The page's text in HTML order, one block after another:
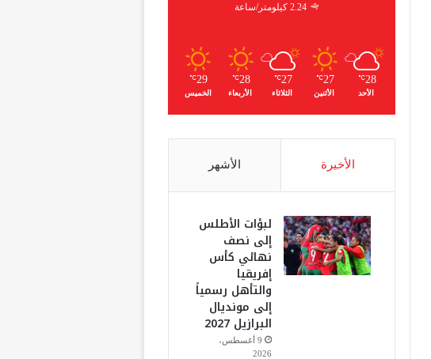
2.24 كيلومتر/ساعة
28
℃
الأحد
27
℃
الأثنين
27
℃
الثلاثاء
28
℃
الأربعاء
29
℃
الخميس
الأخيرة الأشهر
لبؤات الأطلس
إلى نصف
نهائي كأس
إفريقيا
والتأهل رسمياً
إلى مونديال
البرازيل 2027
9 أغسطس،
2026